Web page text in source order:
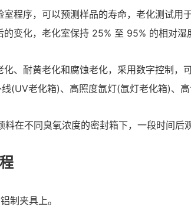
程序，可以预测样品的寿命，老化测试用
变化，老化室保持 25% 至 95% 的相对湿
、耐黄老化和腐蚀老化，采用数字控制，
(UV老化箱)、高照度氙灯(氙灯老化箱)、
在不同臭氧浓度的密封箱下，一段时间后
制夹具上。